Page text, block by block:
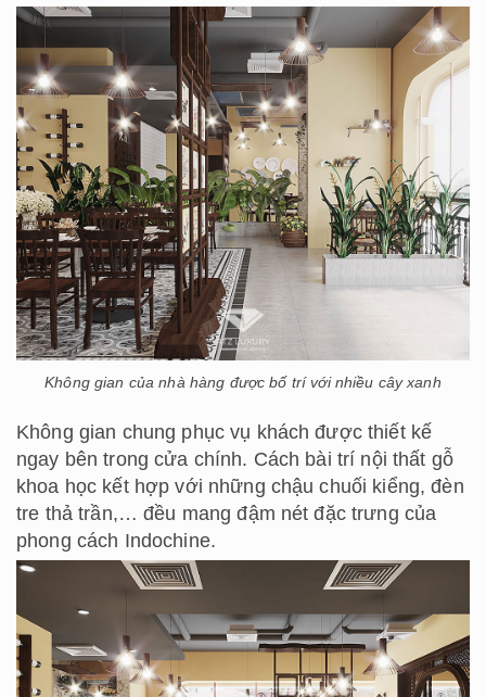
Không gian của nhà hàng được bố trí với nhiều cây xanh
Không gian chung phục vụ khách được thiết kế
ngay bên trong cửa chính. Cách bài trí nội thất gỗ
khoa học kết hợp với những chậu chuối kiểng, đèn
tre thả trần,… đều mang đậm nét đặc trưng của
phong cách Indochine.